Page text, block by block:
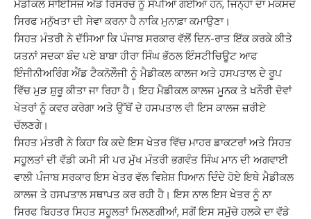
ਮੈਡੀਕਲ ਸਾਇੰਸਿਜ਼ ਐਂਡ ਰਿਸਰਚ ਨੂੰ ਸੌਂਪੀਆਂ ਗਈਆਂ ਹਨ, ਜਿਨ੍ਹਾਂ ਦਾ ਮਕਸਦ
ਸਿਰਫ ਮਨੁੱਖਤਾ ਦੀ ਸੇਵਾ ਕਰਨਾ ਹੈ ਨਾਕਿ ਮੁਨਾਫ਼ਾ ਕਮਾਉਣਾ।
ਸਿਹਤ ਮੰਤਰੀ ਨੇ ਦੱਸਿਆ ਕਿ ਪੰਜਾਬ ਸਰਕਾਰ ਵੱਲੋਂ ਦਿਨ-ਰਾਤ ਇੱਕ ਕਰਕੇ ਕੀਤੇ
ਯਤਨਾਂ ਸਦਕਾ ਬੰਦ ਪਏ ਬਾਬਾ ਹੀਰਾ ਸਿੰਘ ਭੱਠਲ ਇੰਸਟੀਚਿਊਟ ਆਫ
ਇੰਜੀਨੀਅਰਿੰਗ ਐਂਡ ਟੈਕਨੋਲੌਜੀ ਨੂੰ ਮੈਡੀਕਲ ਕਾਲਜ ਅਤੇ ਹਸਪਤਾਲ ਦੇ ਰੂਪ
ਵਿੱਚ ਮੁੜ ਸ਼ੁਰੂ ਕੀਤਾ ਜਾ ਰਿਹਾ ਹੈ। ਇਹ ਮੈਡੀਕਲ ਕਾਲਜ ਮੂਨਕ ਤੇ ਖਨੌਰੀ ਦੋਵਾਂ
ਖੇਤਰਾਂ ਨੂੰ ਕਵਰ ਕਰੇਗਾ ਅਤੇ ਉੱਥੋਂ ਦੇ ਹਸਪਤਾਲ ਵੀ ਇਸ ਕਾਲਜ ਜ਼ਰੀਏ
ਚੱਲਣਗੇ।
ਸਿਹਤ ਮੰਤਰੀ ਨੇ ਕਿਹਾ ਕਿ ਕਦੇ ਇਸ ਖੇਤਰ ਵਿੱਚ ਮਾਹਰ ਡਾਕਟਰਾਂ ਅਤੇ ਸਿਹਤ
ਸਹੂਲਤਾਂ ਦੀ ਵੱਡੀ ਕਮੀ ਸੀ ਪਰ ਮੁੱਖ ਮੰਤਰੀ ਭਗਵੰਤ ਸਿੰਘ ਮਾਨ ਦੀ ਅਗਵਾਈ
ਵਾਲੀ ਪੰਜਾਬ ਸਰਕਾਰ ਇਸ ਖੇਤਰ ਵੱਲ ਵਿਸ਼ੇਸ਼ ਧਿਆਨ ਦਿੰਦੇ ਹੋਏ ਇਥੇ ਮੈਡੀਕਲ
ਕਾਲਜ ਤੇ ਹਸਪਤਾਲ ਸਥਾਪਤ ਕਰ ਰਹੀ ਹੈ। ਇਸ ਨਾਲ ਇਸ ਖੇਤਰ ਨੂੰ ਨਾ
ਸਿਰਫ ਬਿਹਤਰ ਸਿਹਤ ਸਹੂਲਤਾਂ ਮਿਲਣਗੀਆਂ, ਸਗੋਂ ਇਸ ਸਮੁੱਚੇ ਹਲਕੇ ਦਾ ਵੱਡੇ